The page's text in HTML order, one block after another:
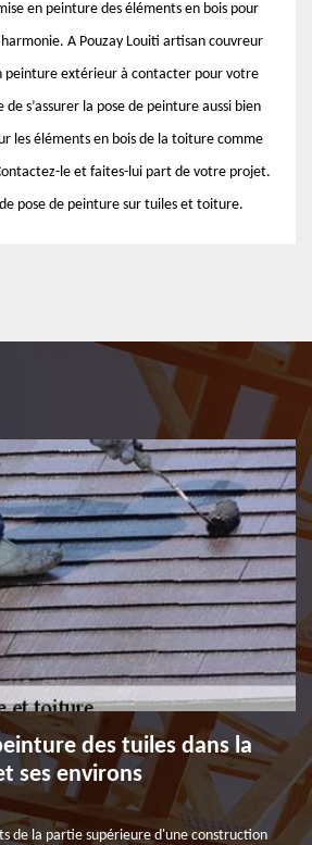
en peinture des éléments en bois pour
A Pouzay Louiti artisan couvreur
peinture extérieur à contacter pour votre
s’assurer la pose de peinture aussi bien
les éléments en bois de la toiture comme
le et faites-lui part de votre projet.
pose de peinture sur tuiles et toiture.
des tuiles dans la
ses environs
de la partie supérieure d'une construction